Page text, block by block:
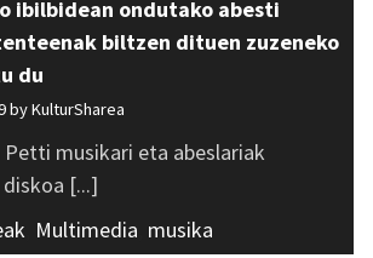
ibilbidean ondutako abesti
biltzen dituen zuzeneko
du
byKulturSharea
musikari eta abeslariak
[...]
Multimedia musika